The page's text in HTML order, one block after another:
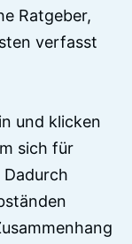
Ratgeber,
verfasst
und klicken
sich für